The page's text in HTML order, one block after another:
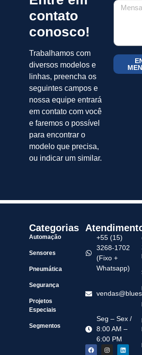
contato
conosco!
Trabalhamos com
diversos modelos e
linhas, preencha os
seguintes campos e
nossa equipe entrará
em contato com você
e faremos o possível
para encontrar o
modelo que precisa,
ou indicar um similar.
Categorias
Automação
Sensores
Pneumática
Segurança
Projetos
Especiais
Segmentos
+55 (15)
3268-1702
(Fixo +
Whatsapp)
Seg – Sex /
8:00 AM –
6:00 PM